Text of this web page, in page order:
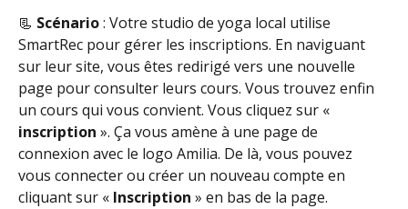
📃 Scénario : Votre studio de yoga local utilise
SmartRec pour gérer les inscriptions. En naviguant
sur leur site, vous êtes redirigé vers une nouvelle
page pour consulter leurs cours. Vous trouvez enfin
un cours qui vous convient. Vous cliquez sur «
inscription ». Ça vous amène à une page de
connexion avec le logo Amilia. De là, vous pouvez
vous connecter ou créer un nouveau compte en
cliquant sur « Inscription » en bas de la page.